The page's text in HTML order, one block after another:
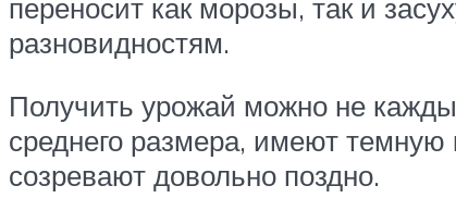
переносит как морозы, так и
разновидностям.
Получить урожай можно не
среднего размера, имеют темную
созревают довольно поздно.